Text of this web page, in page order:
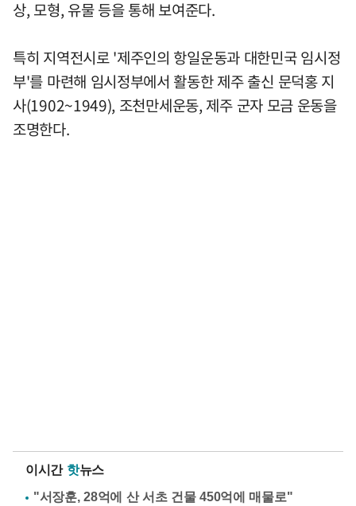
상, 모형, 유물 등을 통해 보여준다.
특히 지역전시로 '제주인의 항일운동과 대한민국 임시정
부'를 마련해 임시정부에서 활동한 제주 출신 문덕홍 지
사(1902~1949), 조천만세운동, 제주 군자 모금 운동을
조명한다.
이시간 핫뉴스
"서장훈, 28억에 산 서초 건물 450억에 매물로"